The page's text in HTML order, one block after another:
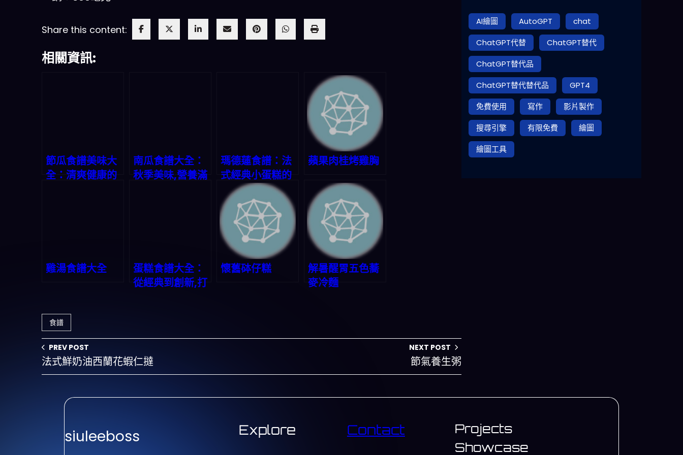
Share this content:
相關資訊:
節瓜食譜美味大
全：清爽健康的
南瓜食譜大全：
秋季美味,營養滿
瑪德蓮食譜：法
式經典小蛋糕的
美味秘方
蘋果肉桂烤雞胸
雞湯食譜大全
蛋糕食譜大全：
從經典到創新,打
懷舊砵仔糕
解暑醒胃五色蕎
麥冷麵
食譜
PREV POST
法式鮮奶油西蘭花蝦仁撻
NEXT POST
節氣養生粥
AI繪圖 AutoGPT
chat
ChatGPT代替
ChatGPT替代
ChatGPT替代品
ChatGPT替代替代品
GPT4
免費使用
寫作
影片製作
搜尋引擎
有限免費
繪圖
繪圖工具
siuleeboss Explore Contact
Projects
Showcase